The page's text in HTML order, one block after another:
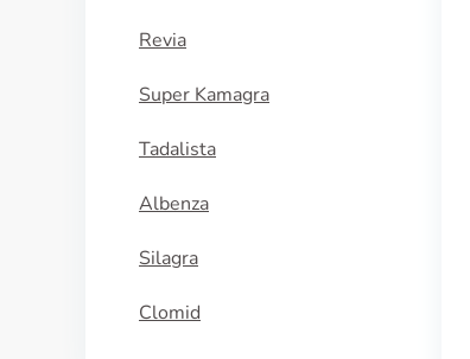
Revia
Super Kamagra
Tadalista
Albenza
Silagra
Clomid